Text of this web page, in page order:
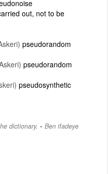
out, not to be
pseudorandom
pseudorandom
pseudosynthetic
dictionary. - Ben ifadeye